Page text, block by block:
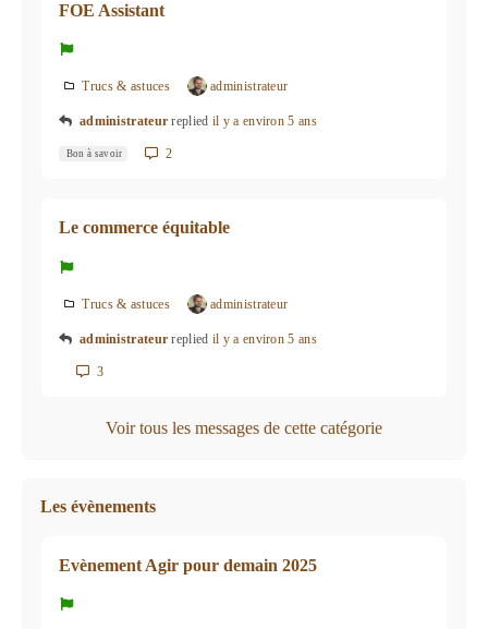
FOE Assistant
Trucs & astuces administrateur
administrateur replied il y a environ 5 ans
Bon à savoir 2
Le commerce équitable
Trucs & astuces administrateur
administrateur replied il y a environ 5 ans
3
Voir tous les messages de cette catégorie
Les évènements
Evènement Agir pour demain 2025